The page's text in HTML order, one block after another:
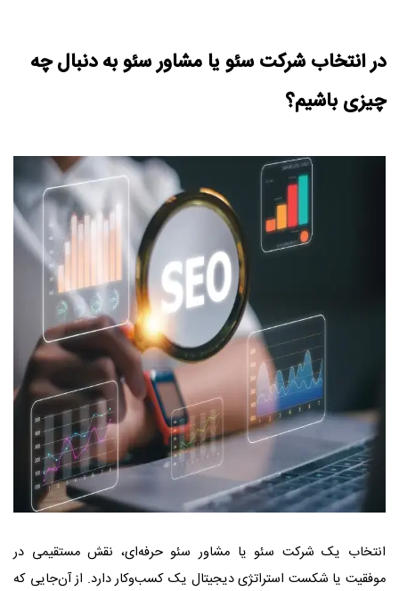
در انتخاب شرکت سئو یا مشاور سئو به دنبال چه
چیزی باشیم؟
انتخاب یک شرکت سئو یا مشاور سئو حرفه‌ای، نقش مستقیمی در
موفقیت یا شکست استراتژی دیجیتال یک کسب‌وکار دارد. از آن‌جایی که